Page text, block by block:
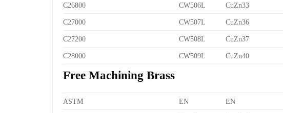
C26800 CW506L CuZn33
C27000 CW507L CuZn36
C27200 CW508L CuZn37
C28000 CW509L CuZn40
Free Machining Brass
ASTM EN EN